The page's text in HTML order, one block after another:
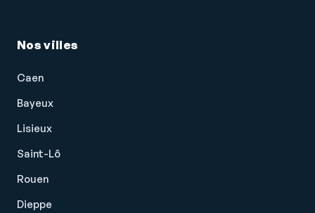
Nos villes
Caen
Bayeux
Lisieux
Saint-Lô
Rouen
Dieppe